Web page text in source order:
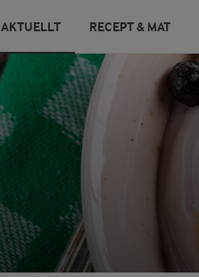
AKTUELLT RECEPT & MAT